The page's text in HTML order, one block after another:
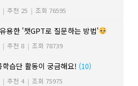
| 추천 25 | 조회 76595
용한 '챗GPT로 질문하는 방법'
| 추천 8 | 조회 78739
습단 활동이 궁금해요! (10)
| 추천 4 | 조회 75975